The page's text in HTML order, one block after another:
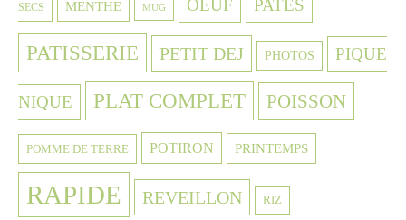
SECS MENTHE MUG OEUF PATES
PATISSERIE PETIT DEJ PHOTOS PIQUE
NIQUE PLAT COMPLET POISSON
POMME DE TERRE POTIRON PRINTEMPS
RAPIDE REVEILLON RIZ